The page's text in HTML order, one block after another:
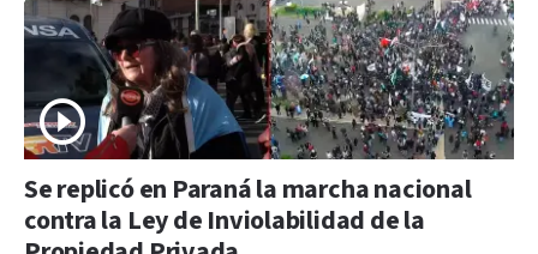
Se replicó en Paraná la marcha nacional
contra la Ley de Inviolabilidad de la